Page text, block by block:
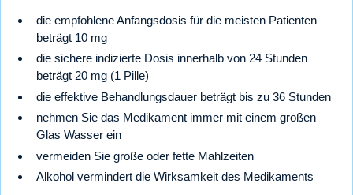
die empfohlene Anfangsdosis für die meisten Patienten
beträgt 10 mg
die sichere indizierte Dosis innerhalb von 24 Stunden
beträgt 20 mg (1 Pille)
die effektive Behandlungsdauer beträgt bis zu 36 Stunden
nehmen Sie das Medikament immer mit einem großen
Glas Wasser ein
vermeiden Sie große oder fette Mahlzeiten
Alkohol vermindert die Wirksamkeit des Medikaments